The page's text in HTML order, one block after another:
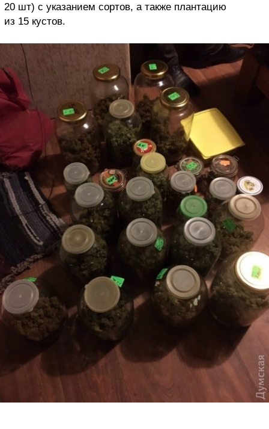
20 шт) с указанием сортов, а также плантацию
из 15 кустов.